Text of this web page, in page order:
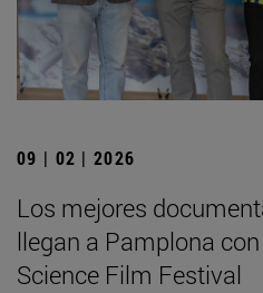
09 | 02 | 2026
Los mejores
llegan a Pamplona
Science Film Festival